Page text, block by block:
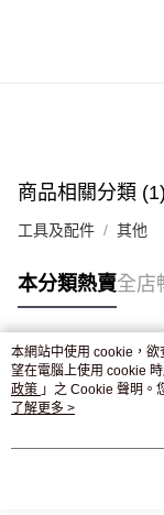
付款後門市自取，訂
商品相關分類 (1)
工具及配件 其他
本分類熱賣全店
熱門標籤
熱銷排行
本網站中使用 cookie，
望在電腦上使用 cookie
政策 」之 Cookie 聲明。
條款之 Cookie 聲明使用
了解更多 >